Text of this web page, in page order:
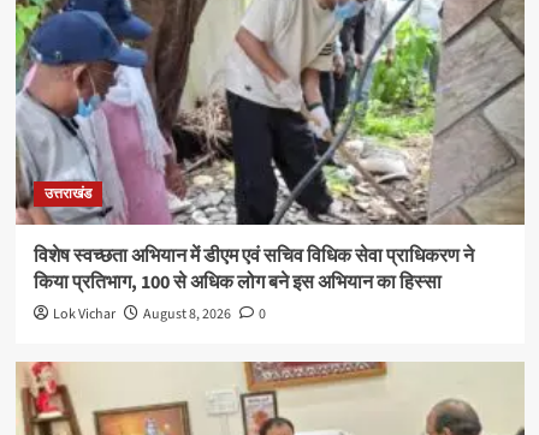
उत्तराखंड
विशेष स्वच्छता अभियान में डीएम एवं सचिव विधिक सेवा प्राधिकरण ने
किया प्रतिभाग, 100 से अधिक लोग बने इस अभियान का हिस्सा
Lok Vichar August 8, 2026 0